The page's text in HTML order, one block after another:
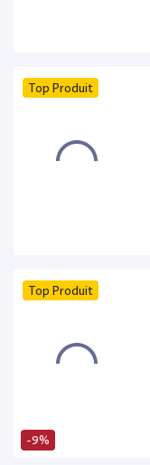
Top Produit
-9%
Top Produit